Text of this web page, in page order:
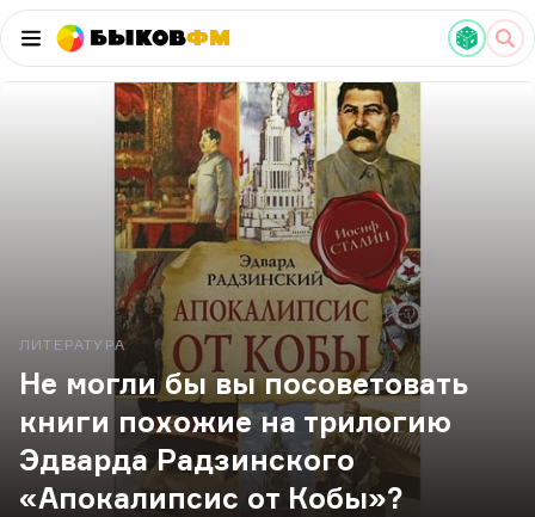
БыковФМ
ЛИТЕРАТУРА
Не могли бы вы посоветовать
книги похожие на трилогию
Эдварда Радзинского
«Апокалипсис от Кобы»?